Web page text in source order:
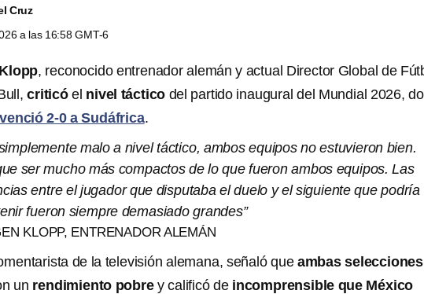
Cruz
a las 16:58 GMT-6
, reconocido entrenador alemán y actual Director Global de
criticóel nivel táctico del partido inaugural del Mundial 2026,
2-0 a Sudáfrica.
malo a nivel táctico, ambos equipos no estuvieron bien.
ser mucho más compactos de lo que fueron ambos equipos. Las
entre el jugador que disputaba el duelo y el siguiente que podría
fueron siempre demasiado grandes”
KLOPP, ENTRENADOR ALEMÁN
de la televisión alemana, señaló queambas selecciones
un rendimiento pobrey calificó de incomprensible que México